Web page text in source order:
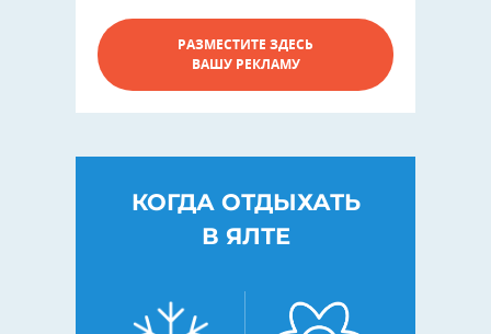
РАЗМЕСТИТЕ ЗДЕСЬ
ВАШУ РЕКЛАМУ
КОГДА ОТДЫХАТЬ
В ЯЛТЕ